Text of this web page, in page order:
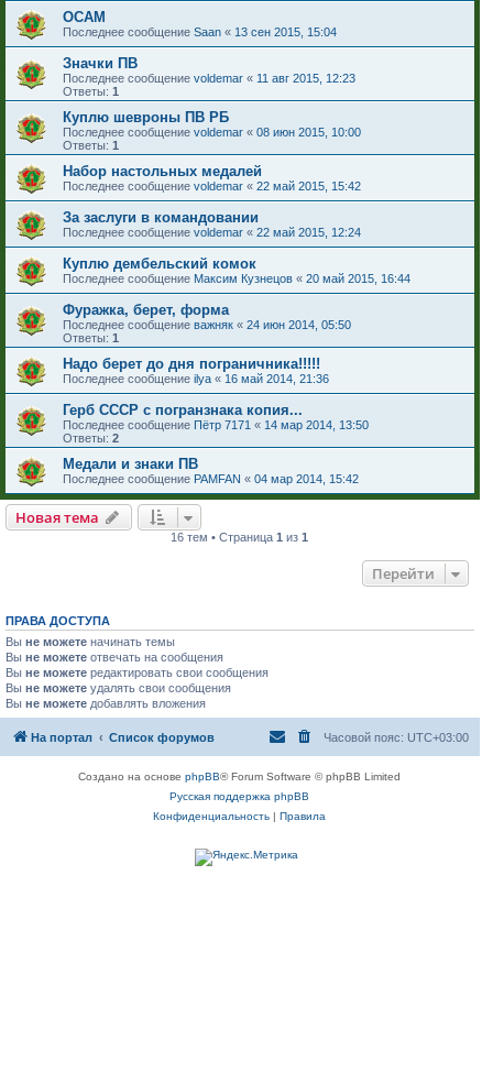
ОСАМ
Последнее сообщение Saan « 13 сен 2015, 15:04
Значки ПВ
Последнее сообщение voldemar « 11 авг 2015, 12:23
Ответы: 1
Куплю шевроны ПВ РБ
Последнее сообщение voldemar « 08 июн 2015, 10:00
Ответы: 1
Набор настольных медалей
Последнее сообщение voldemar « 22 май 2015, 15:42
За заслуги в командовании
Последнее сообщение voldemar « 22 май 2015, 12:24
Куплю дембельский комок
Последнее сообщение Максим Кузнецов « 20 май 2015, 16:44
Фуражка, берет, форма
Последнее сообщение важняк « 24 июн 2014, 05:50
Ответы: 1
Надо берет до дня пограничника!!!!!
Последнее сообщение ilya « 16 май 2014, 21:36
Герб СССР с погранзнака копия...
Последнее сообщение Пётр 7171 « 14 мар 2014, 13:50
Ответы: 2
Медали и знаки ПВ
Последнее сообщение PAMFAN « 04 мар 2014, 15:42
Новая тема
16 тем • Страница1 из1
Перейти
ПРАВА ДОСТУПА
Вы не можете начинать темы
Вы не можете отвечать на сообщения
Вы не можете редактировать свои сообщения
Вы не можете удалять свои сообщения
Вы не можете добавлять вложения
На портал Список форумов Часовой пояс: UTC+03:00
Создано на основеphpBB® Forum Software © phpBB Limited
Русская поддержка phpBB
Конфиденциальность |Правила